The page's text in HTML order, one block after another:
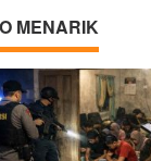
MENARIK